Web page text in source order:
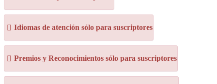
Idiomas de atención sólo para suscriptores
Premios y Reconocimientos sólo para suscriptores